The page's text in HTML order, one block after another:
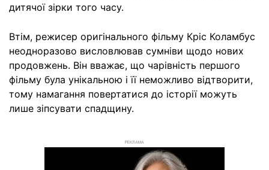
дитячої зірки того часу.
Втім, режисер оригінального фільму Кріс Коламбус
неодноразово висловлював сумніви щодо нових
продовжень. Він вважає, що чарівність першого
фільму була унікальною і її неможливо відтворити,
тому намагання повертатися до історії можуть
лише зіпсувати спадщину.
РЕКЛАМА